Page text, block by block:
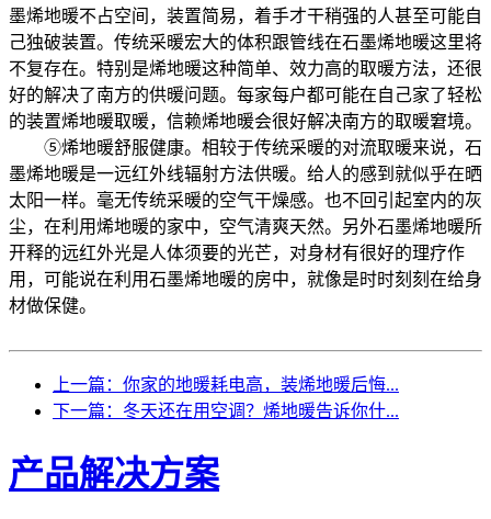
墨烯地暖不占空间，装置简易，着手才干稍强的人甚至可能自
己独破装置。传统采暖宏大的体积跟管线在石墨烯地暖这里将
不复存在。特别是烯地暖这种简单、效力高的取暖方法，还很
好的解决了南方的供暖问题。每家每户都可能在自己家了轻松
的装置烯地暖取暖，信赖烯地暖会很好解决南方的取暖窘境。
⑤烯地暖舒服健康。相较于传统采暖的对流取暖来说，石
墨烯地暖是一远红外线辐射方法供暖。给人的感到就似乎在晒
太阳一样。毫无传统采暖的空气干燥感。也不回引起室内的灰
尘，在利用烯地暖的家中，空气清爽天然。另外石墨烯地暖所
开释的远红外光是人体须要的光芒，对身材有很好的理疗作
用，可能说在利用石墨烯地暖的房中，就像是时时刻刻在给身
材做保健。
上一篇：你家的地暖耗电高，装烯地暖后悔...
下一篇：冬天还在用空调？烯地暖告诉你什...
产品解决方案